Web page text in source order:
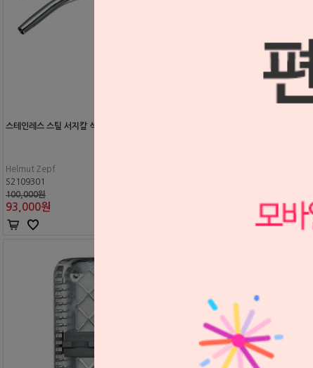
스테인레스 스틸 서지칼 석션팁
Helmut Zepf
S2109301
100,000원
93,000원